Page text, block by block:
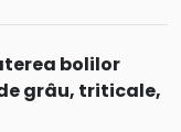
bolilor
grâu, triticale,